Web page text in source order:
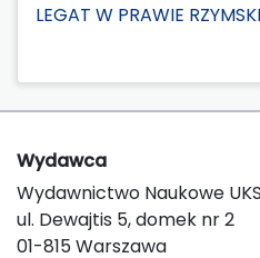
LEGAT W PRAWIE
Wydawca
Wydawnictwo Naukowe
ul. Dewajtis 5, domek nr 2
01-815 Warszawa